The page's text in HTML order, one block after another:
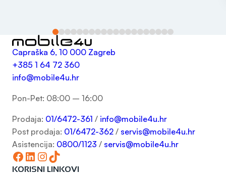
Capraška 6, 10 000 Zagreb
+385 1 64 72 360
info@mobile4u.hr
Pon-Pet: 08:00 – 16:00
Prodaja: 01/6472-361 / info@mobile4u.hr
Post prodaja: 01/6472-362 / servis@mobile4u.hr
Asistencija: 0800/1123 / servis@mobile4u.hr
Facebook LinkedIn InstagramTikTok
KORISNI LINKOVI